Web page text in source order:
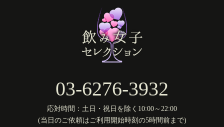
03-6276-3932
応対時間：土日・祝日を除く10:00～22:00
(当日のご依頼はご利用開始時刻の5時間前まで)